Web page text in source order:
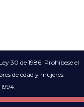
30 de 1986. Prohíbese el
de edad y mujeres